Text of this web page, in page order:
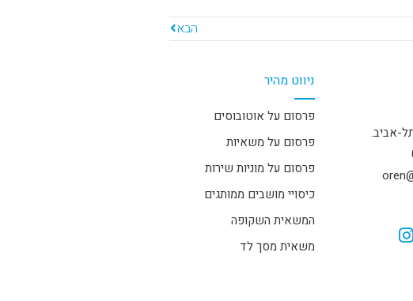
הבא
ניווט מהיר
פרסום על אוטובוסים
פרסום על משאיות
פרסום על מוניות שירות
כיסויי מושבים ממותגים
המשאית השקופה
משאית מסך לד